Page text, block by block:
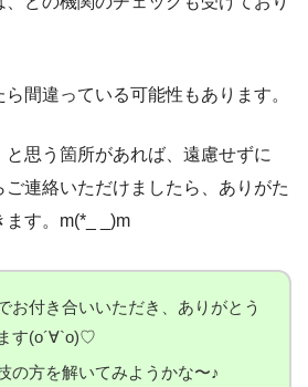
間違っている可能性もあります。
と思う箇所があれば、遠慮せずに
ご連絡いただけましたら、ありがた
ます。m(*_ _)m
お付き合いいただき、ありがとう
す(о´∀`о)♡
の方を解いてみようかな〜♪